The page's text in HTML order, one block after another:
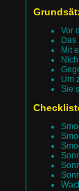
Vor
Mit
Um
Sie